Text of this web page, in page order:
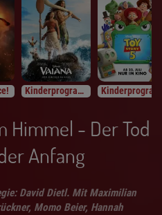
Kinderprogramm
Himmel - Der Tod
Anfang
David Dietl. Mit Maximilian
Momo Beier, Hannah